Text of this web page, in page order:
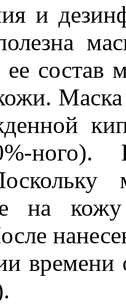
и
состав
Маска
ного).
на
времени